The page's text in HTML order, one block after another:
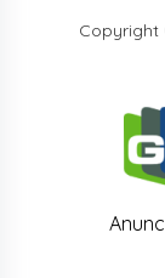
Copyright